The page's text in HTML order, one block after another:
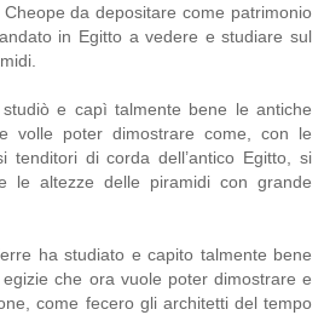
da depositare come patrimonio
in Egitto a vedere e studiare sul
studiò e capì talmente bene le antiche
volle poter dimostrare come, con le
tenditori di corda dell’antico Egitto, si
le altezze delle piramidi con grande
ha studiato e capito talmente bene
che ora vuole poter dimostrare e
come fecero gli architetti del tempo